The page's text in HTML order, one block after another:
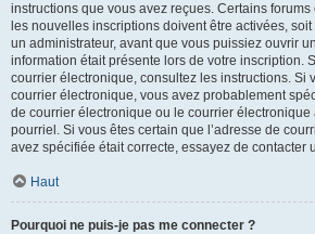
instructions que vous avez reçues. Certains
les nouvelles inscriptions doivent être activées,
un administrateur, avant que vous puissiez ouvrir
information était présente lors de votre inscription.
courrier électronique, consultez les instructions. Si
courrier électronique, vous avez probablement
de courrier électronique ou le courrier électronique
pourriel. Si vous êtes certain que l’adresse de
avez spécifiée était correcte, essayez de contacter
Haut
Pourquoi ne puis-je pas me connecter ?